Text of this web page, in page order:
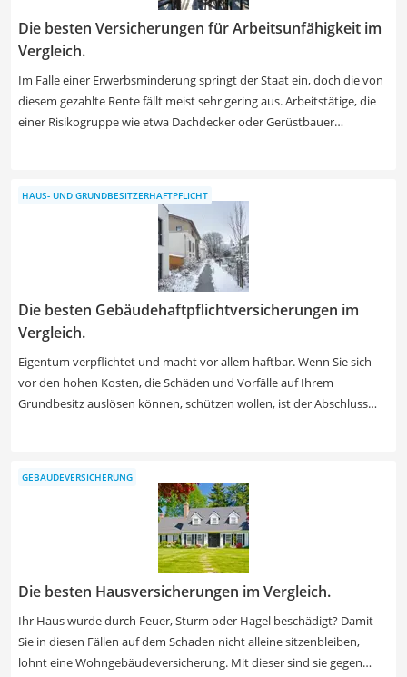
Die besten Versicherungen für Arbeitsunfähigkeit im
Vergleich.
Im Falle einer Erwerbsminderung springt der Staat ein, doch die von
diesem gezahlte Rente fällt meist sehr gering aus. Arbeitstätige, die
einer Risikogruppe wie etwa Dachdecker oder Gerüstbauer
das zu Ihren Anforderungen passt - stellen Sie eine kostenlose
Anfrage. Ein Service der Finanzen.de GmbH.
Die besten Gebäudehaftpflichtversicherungen im
Vergleich.
Eigentum verpflichtet und macht vor allem haftbar. Wenn Sie sich
vor den hohen Kosten, die Schäden und Vorfälle auf Ihrem
Grundbesitz auslösen können, schützen wollen, ist der Abschluss
Beiträge ist abhängig von verschiedenen Faktoren wie z.B. der
Eigentumsart, Laufzeit und Schäden im Vorfeld. Finden Sie in
unserem Beitrags-Rechner den für Sie idealen Anbieter – ein Service
der Mr-Money Makler-Bund GmbH und ihrer Beauftragten.
HAUS- UND GRUNDBESITZERHAFTPFLICHT
Die besten Hausversicherungen im Vergleich.
Ihr Haus wurde durch Feuer, Sturm oder Hagel beschädigt? Damit
Sie in diesen Fällen auf dem Schaden nicht alleine sitzenbleiben,
lohnt eine Wohngebäudeversicherung. Mit dieser sind sie gegen
GEBÄUDEVERSICHERUNG